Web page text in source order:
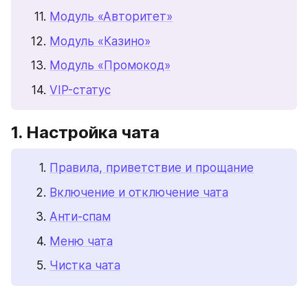
Модуль «Авторитет»
Модуль «Казино»
Модуль «Промокод»
VIP-статус
1. Настройка чата
Правила, приветствие и прощание
Включение и отключение чата
Анти-спам
Меню чата
Чистка чата